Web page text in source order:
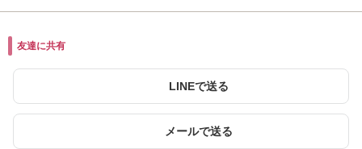
友達に共有
LINEで送る
メールで送る